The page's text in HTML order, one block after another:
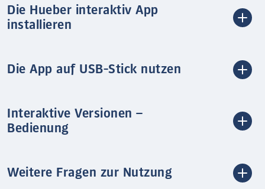
Die Hueber interaktiv App
installieren
Die App auf USB-Stick nutzen
Interaktive Versionen –
Bedienung
Weitere Fragen zur Nutzung